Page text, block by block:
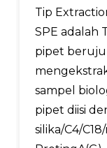
Tip
SPE adalah
pipet
sampel
pipet diisi
silika/C4/